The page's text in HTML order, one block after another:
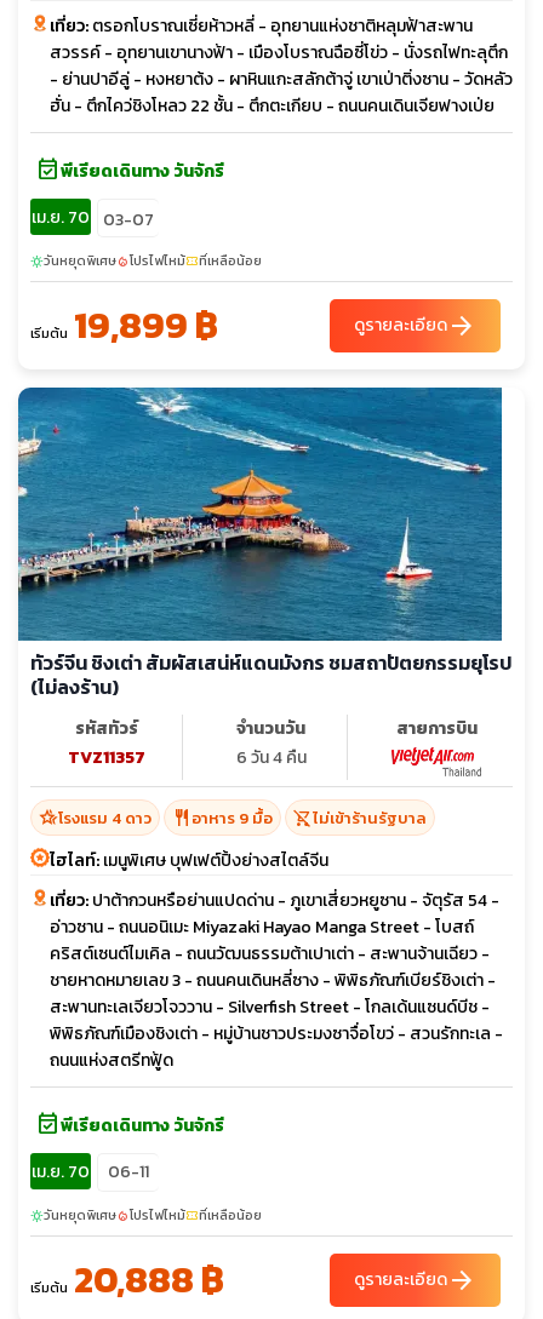
เที่ยว:ตรอกโบราณเซี่ยห้าวหลี่ - อุทยานแห่งชาติหลุมฟ้าสะพาน
สวรรค์ - อุทยานเขานางฟ้า - เมืองโบราณฉือซี่โข่ว - นั่งรถไฟทะลุตึก
- ย่านปาอีลู่ - หงหยาต้ง - ผาหินแกะสลักต้าจู่ เขาเป่าติ่งซาน - วัดหลัว
ฮั่น - ตึกไคว่ชิงโหลว 22 ชั้น - ตึกตะเกียบ - ถนนคนเดินเจียฟางเป่ย
event_availableพีเรียดเดินทาง วันจักรี
เม.ย. 70
03-07
sunnyวันหยุดพิเศษlocal_fire_departmentโปรไฟไหม้confirmation_numberที่เหลือน้อย
เริ่มต้น 19,899 ฿ ดูรายละเอียดarrow_forward
ทัวร์จีน ชิงเต่า สัมผัสเสน่ห์แดนมังกร ชมสถาปัตยกรรมยุโรป
(ไม่ลงร้าน)
รหัสทัวร์
TVZ11357
จำนวนวัน
6 วัน 4 คืน
สายการบิน
hotel_classโรงแรม 4 ดาว restaurant อาหาร 9 มื้อ shopping_cart_offไม่เข้าร้านรัฐบาล
ไฮไลท์:เมนูพิเศษ บุฟเฟต์ปิ้งย่างสไตล์จีน
เที่ยว:ปาต้ากวนหรือย่านแปดด่าน - ภูเขาเสี่ยวหยูซาน - จัตุรัส 54 -
อ่าวซาน - ถนนอนิเมะ Miyazaki Hayao Manga Street - โบสถ์
คริสต์เซนต์ไมเคิล - ถนนวัฒนธรรมต้าเปาเต่า - สะพานจ้านเฉียว -
ชายหาดหมายเลข 3 - ถนนคนเดินหลี่ซาง - พิพิธภัณฑ์เบียร์ชิงเต่า -
สะพานทะเลเจียวโจววาน - Silverfish Street - โกลเด้นแซนด์บีช -
พิพิธภัณฑ์เมืองชิงเต่า - หมู่บ้านชาวประมงซาจื่อโขว่ - สวนรักทะเล -
ถนนแห่งสตรีทฟู้ด
event_availableพีเรียดเดินทาง วันจักรี
เม.ย. 70
06-11
sunnyวันหยุดพิเศษlocal_fire_departmentโปรไฟไหม้confirmation_numberที่เหลือน้อย
เริ่มต้น 20,888 ฿ ดูรายละเอียดarrow_forward